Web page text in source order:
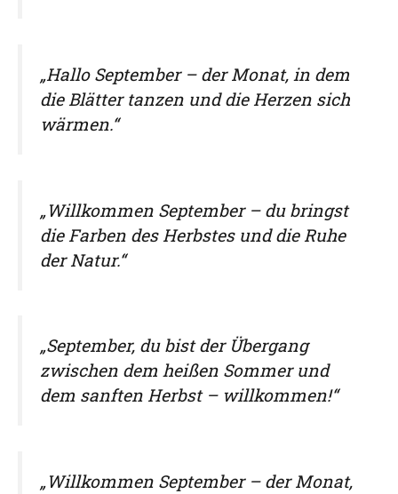
„Hallo September – der Monat, in dem
die Blätter tanzen und die Herzen sich
wärmen.“
„Willkommen September – du bringst
die Farben des Herbstes und die Ruhe
der Natur.“
„September, du bist der Übergang
zwischen dem heißen Sommer und
dem sanften Herbst – willkommen!“
„Willkommen September – der Monat,